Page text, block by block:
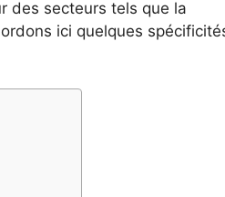
des secteurs tels que la
ici quelques